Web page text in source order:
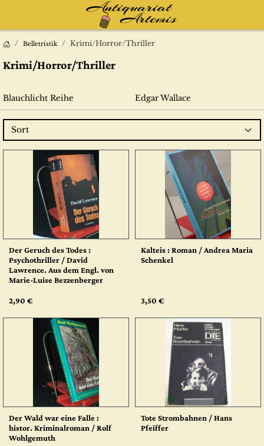
Belletristik Krimi/Horror/Thriller
Krimi/Horror/Thriller
Blauchlicht Reihe Edgar Wallace
Sort
Der Geruch des Todes :
Psychothriller / David
Lawrence. Aus dem Engl. von
Marie-Luise Bezzenberger
2,90 €
Kalteis : Roman / Andrea Maria
Schenkel
3,50 €
Der Wald war eine Falle :
histor. Kriminalroman / Rolf
Wohlgemuth
Tote Strombahnen / Hans
Pfeiffer